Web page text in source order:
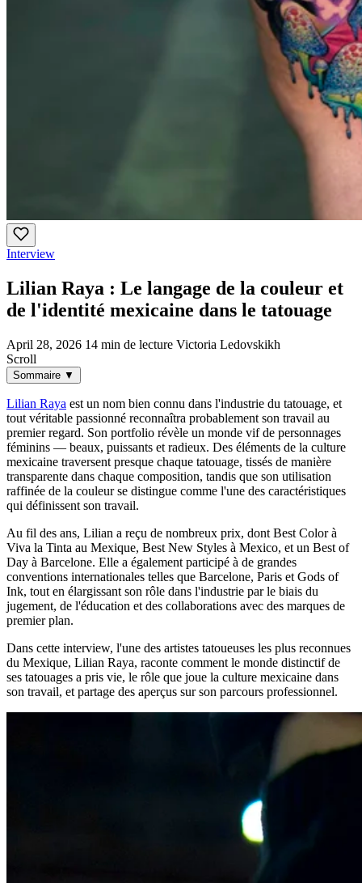
Interview
Lilian Raya : Le langage de la couleur et
de l'identité mexicaine dans le tatouage
April 28, 2026 14 min de lecture Victoria Ledovskikh
Scroll
Sommaire ▼
Lilian Raya est un nom bien connu dans l'industrie du tatouage, et
tout véritable passionné reconnaîtra probablement son travail au
premier regard. Son portfolio révèle un monde vif de personnages
féminins — beaux, puissants et radieux. Des éléments de la culture
mexicaine traversent presque chaque tatouage, tissés de manière
transparente dans chaque composition, tandis que son utilisation
raffinée de la couleur se distingue comme l'une des caractéristiques
qui définissent son travail.
Au fil des ans, Lilian a reçu de nombreux prix, dont Best Color à
Viva la Tinta au Mexique, Best New Styles à Mexico, et un Best of
Day à Barcelone. Elle a également participé à de grandes
conventions internationales telles que Barcelone, Paris et Gods of
Ink, tout en élargissant son rôle dans l'industrie par le biais du
jugement, de l'éducation et des collaborations avec des marques de
premier plan.
Dans cette interview, l'une des artistes tatoueuses les plus reconnues
du Mexique, Lilian Raya, raconte comment le monde distinctif de
ses tatouages a pris vie, le rôle que joue la culture mexicaine dans
son travail, et partage des aperçus sur son parcours professionnel.